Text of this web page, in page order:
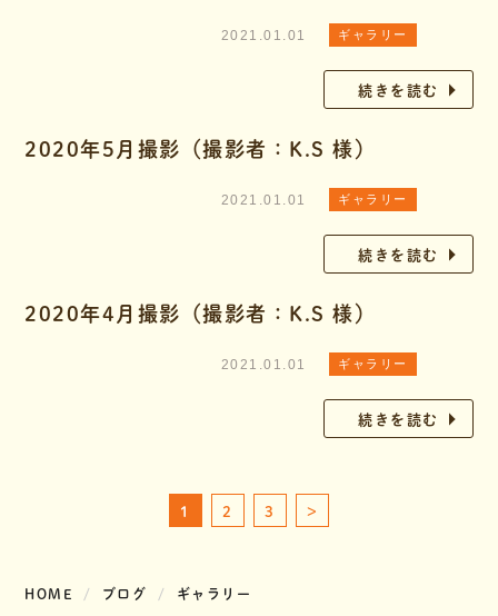
2021.01.01 ギャラリー
続きを読む
2020年5月撮影（撮影者：K.S 様）
2021.01.01 ギャラリー
続きを読む
2020年4月撮影（撮影者：K.S 様）
2021.01.01 ギャラリー
続きを読む
1 2 3 >
HOME ブログ ギャラリー